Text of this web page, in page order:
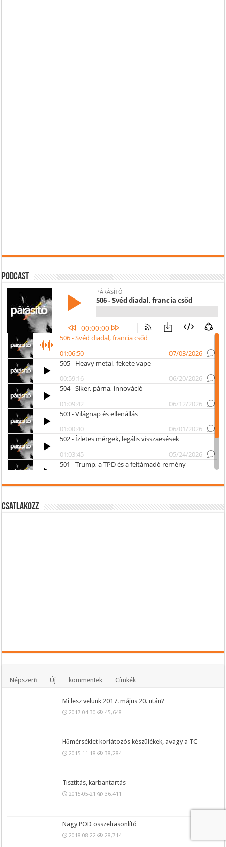
Podcast
Csatlakozz
Népszerű Új kommentek Címkék
Mi lesz velünk 2017. május 20. után?
2017-04-30 45,648
Hőmérséklet korlátozós készülékek, avagy a TC
2015-11-18 38,284
Tisztítás, karbantartás
2015-05-21 36,411
Nagy POD összehasonlító
2018-08-22 28,714